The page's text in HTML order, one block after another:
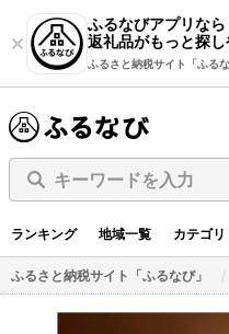
ふるなびアプリなら
返礼品がもっと探し
ふるさと納税サイト「ふるな
キーワードを入力
ランキング 地域一覧 カテゴリ
ふるさと納税サイト「ふるなび」